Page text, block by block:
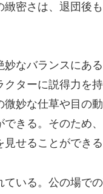
密さは、退団後
なバランスにあ
ターに説得力を
妙な仕草や目の
きる。そのため
せることができる
いる。公の場で